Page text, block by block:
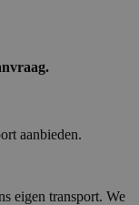
aanbieden.
eigen transport. We